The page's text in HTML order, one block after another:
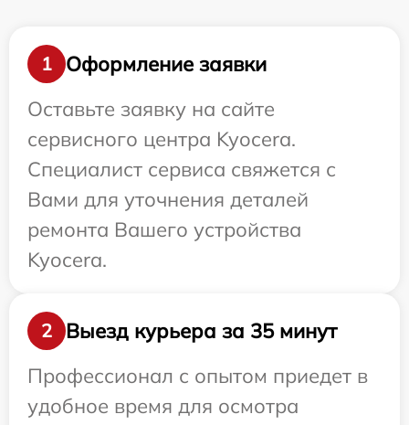
1
Оформление заявки
Оставьте заявку на сайте
сервисного центра Kyocera.
Специалист сервиса свяжется с
Вами для уточнения деталей
ремонта Вашего устройства
Kyocera.
2
Выезд курьера за 35 минут
Профессионал с опытом приедет в
удобное время для осмотра